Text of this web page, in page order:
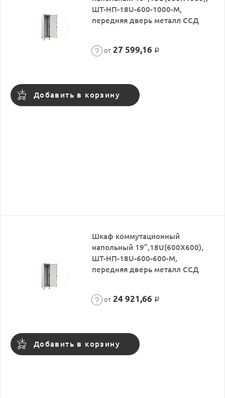
ШТ-НП-18U-600-1000-М,
передняя дверь металл ССД
от 27 599,16 Р
Добавить в корзину
Шкаф коммутационный
напольный 19”,18U(600X600),
ШТ-НП-18U-600-600-М,
передняя дверь металл ССД
от 24 921,66 Р
Добавить в корзину